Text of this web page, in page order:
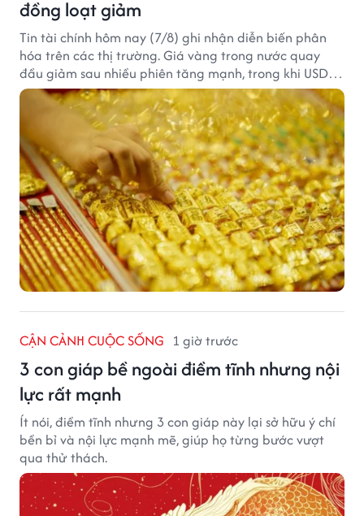
đồng loạt giảm
Tin tài chính hôm nay (7/8) ghi nhận diễn biến phân
hóa trên các thị trường. Giá vàng trong nước quay
đầu giảm sau nhiều phiên tăng mạnh, trong khi USD
tại ngân hàng tiếp tục suy yếu dù tỷ giá trung tâm lập
đỉnh mới.
CẬN CẢNH CUỘC SỐNG 1 giờ trước
3 con giáp bề ngoài điềm tĩnh nhưng nội
lực rất mạnh
Ít nói, điềm tĩnh nhưng 3 con giáp này lại sở hữu ý chí
bền bỉ và nội lực mạnh mẽ, giúp họ từng bước vượt
qua thử thách.